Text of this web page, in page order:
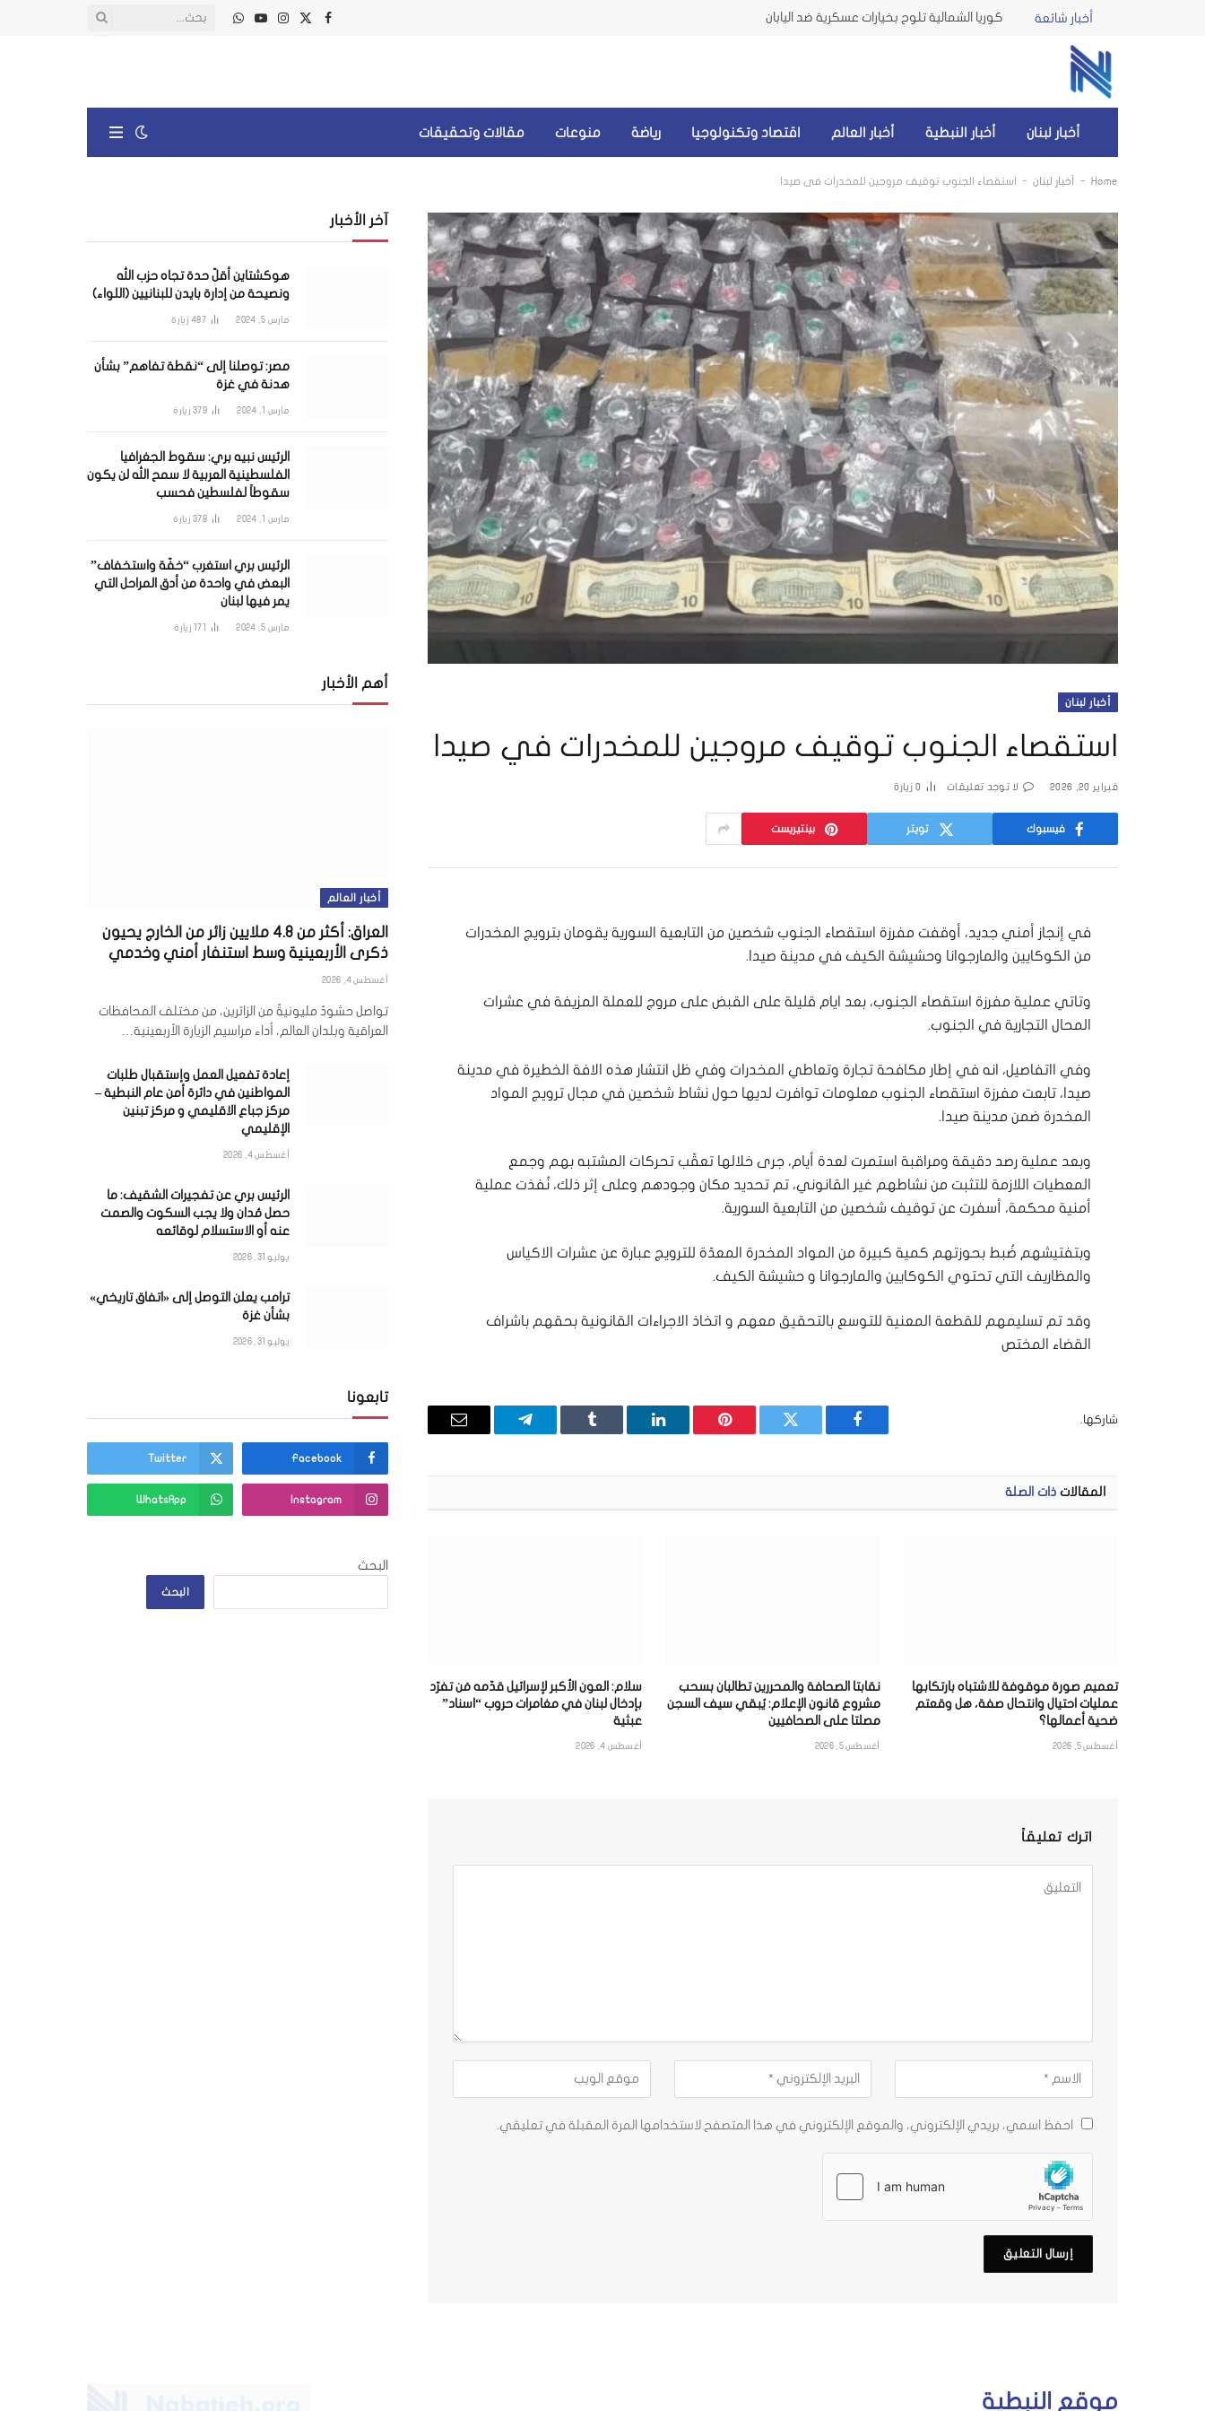
أخبار شائعة كوريا الشمالية تلوح بخيارات عسكرية ضد اليابان
فيسبوك
X
الانستغرام
يوتيوبواتساب
أخبار لبنان أخبار النبطية أخبار العالم اقتصاد وتكنولوجيا رياضة منوعات مقالات وتحقيقات
Home
- أخبار لبنان - استقصاء الجنوب توقيف مروجين للمخدرات في صيدا
أخبار لبنان
استقصاء الجنوب توقيف مروجين للمخدرات في صيدا
فبراير 20, 2026 لا توجد تعليقات 0 زيارة
فيسبوك تويتر بينتيريست
في إنجاز أمني جديد، أوقفت مفرزة استقصاء الجنوب شخصين من التابعية السورية يقومان بترويج المخدرات
من الكوكايين والمارجوانا وحشيشة الكيف في مدينة صيدا.
وتاتي عملية مفرزة استقصاء الجنوب، بعد ايام قليلة على القبض على مروج للعملة المزيفة في عشرات
المحال التجارية في الجنوب.
وفي ااتفاصيل، انه في إطار مكافحة تجارة وتعاطي المخدرات وفي ظل انتشار هذه الافة الخطيرة في مدينة
صيدا، تابعت مفرزة استقصاء الجنوب معلومات توافرت لديها حول نشاط شخصين في مجال ترويج المواد
المخدرة ضمن مدينة صيدا.
وبعد عملية رصد دقيقة ومراقبة استمرت لعدة أيام، جرى خلالها تعقّب تحركات المشتبه بهم وجمع
المعطيات اللازمة للتثبت من نشاطهم غير القانوني، تم تحديد مكان وجودهم وعلى إثر ذلك، نُفذت عملية
أمنية محكمة، أسفرت عن توقيف شخصين من التابعية السورية.
وبتفتيشهم ضُبط بحوزتهم كمية كبيرة من المواد المخدرة المعدّة للترويج عبارة عن عشرات الاكياس
والمظاريف التي تحتوي الكوكايين والمارجوانا و حشيشة الكيف.
وقد تم تسليمهم للقطعة المعنية للتوسع بالتحقيق معهم و اتخاذ الاجراءات القانونية بحقهم باشراف
القضاء المختص
شاركها.
فيسبوك تويتر بينتيريستلينكدإن Tumblr تيلقرام
البريد
المقالات ذات الصلة
تعميم صورة موقوفة للاشتباه بارتكابها
عمليات احتيال وانتحال صفة، هل وقعتم
ضحية أعمالها؟
أغسطس 5, 2026
نقابتا الصحافة والمحررين تطالبان بسحب
مشروع قانون الإعلام: يُبقي سيف السجن
مصلتا على الصحافيين
أغسطس 5, 2026
سلام: العون الأكبر لإسرائيل قدّمه مَن تفرّد
بإدخال لبنان في مغامرات حروب “اسناد”
عبثية
أغسطس 4, 2026
اترك تعليقاً
احفظ اسمي، بريدي الإلكتروني، والموقع الإلكتروني في هذا المتصفح لاستخدامها المرة المقبلة في تعليقي.
آخر الأخبار
هوكشتاين أقلّ حدة تجاه حزب الله
ونصيحة من إدارة بايدن للبنانيين (اللواء)
مارس 5, 2024 487 زيارة
مصر: توصلنا إلى “نقطة تفاهم” بشأن
هدنة في غزة
مارس 1, 2024 379 زيارة
الرئيس نبيه بري: سقوط الجغرافيا
الفلسطينية العربية لا سمح الله لن يكون
سقوطاً لفلسطين فحسب
مارس 1, 2024 378 زيارة
الرئيس بري استغرب “خفّة واستخفاف”
البعض في واحدة من أدق المراحل التي
يمر فيها لبنان
مارس 5, 2024 171 زيارة
أهم الأخبار
أخبار العالم
العراق: أكثر من 4.8 ملايين زائر من الخارج يحيون
ذكرى الأربعينية وسط استنفار أمني وخدمي
أغسطس 4, 2026
تواصل حشودٌ مليونيةٌ من الزائرين، من مختلف المحافظات
العراقية وبلدان العالم، أداء مراسيم الزيارة الأربعينية…
إعادة تفعيل العمل وإستقبال طلبات
المواطنين في دائرة أمن عام النبطية –
مركز جباع الاقليمي و مركز تبنين
الإقليمي
أغسطس 4, 2026
الرئيس بري عن تفجيرات الشقيف: ما
حصل مُدان ولا يجب السكوت والصمت
عنه أو الاستسلام لوقائعه
يوليو 31, 2026
ترامب يعلن التوصل إلى «اتفاق تاريخي»
بشأن غزة
يوليو 31, 2026
تابعونا
Facebook
Twitter
Instagram
WhatsApp
البحث
البحث
موقع النبطية